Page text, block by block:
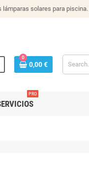
lámparas solares para piscina.
0
0,00 €
PRO